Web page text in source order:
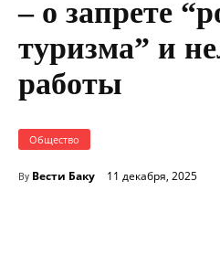
– о запрете
туризма” и
работы
Общество
By Вести Баку 11 декабря, 2025